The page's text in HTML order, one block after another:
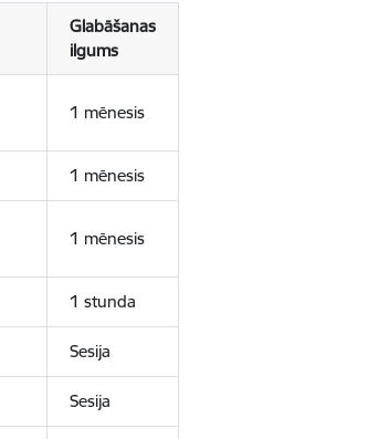
Glabāšanas
ilgums
1 mēnesis
1 mēnesis
1 mēnesis
1 stunda
Sesija
Sesija